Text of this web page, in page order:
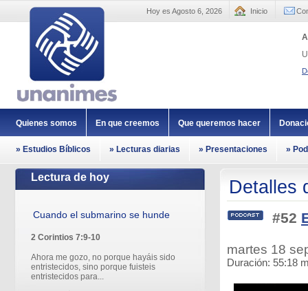
Hoy es Agosto 6, 2026 Inicio
Quienes somos En que creemos Que queremos hacer
» Estudios Bíblicos » Lecturas diarias » Presentaciones »
Lectura de hoy
Cuando el submarino se hunde
2 Corintios 7:9-10
Ahora me gozo, no porque hayáis sido
entristecidos, sino porque fuisteis
entristecidos para...
Detalles
#52
martes 18
Duración: 55:18